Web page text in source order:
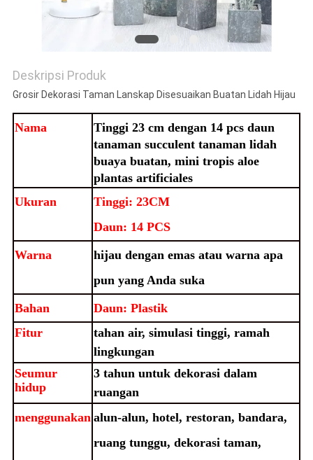
Deskripsi Produk
Grosir Dekorasi Taman Lanskap Disesuaikan Buatan Lidah Hijau
Nama
Tinggi 23 cm dengan 14 pcs daun
tanaman succulent tanaman lidah
buaya buatan, mini tropis aloe
plantas artificiales
Ukuran
Tinggi: 23CM
Daun: 14 PCS
Warna
hijau dengan emas atau warna apa
pun yang Anda suka
Bahan
Daun: Plastik
Fitur
tahan air, simulasi tinggi, ramah
lingkungan
Seumur
hidup
3 tahun untuk dekorasi dalam
ruangan
menggunakan alun-alun, hotel, restoran, bandara,
ruang tunggu, dekorasi taman,